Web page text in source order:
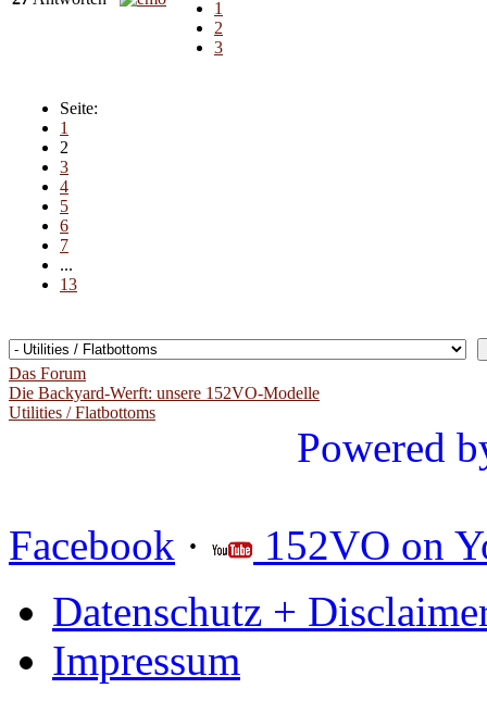
1
2
3
Seite:
1
2
3
4
5
6
7
...
13
Das Forum
Die Backyard-Werft: unsere 152VO-Modelle
Utilities / Flatbottoms
Powered
Facebook ·
152VO on
Datenschutz +
Impressum